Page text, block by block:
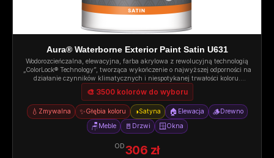
Aura® Waterborne Exterior Paint Satin U631
Wodorozcieńczalna, elewacyjna, farba akrylowa z rewolucyjną technologią
„ColorLock® Technology”, tworząca wykończenie o najwyższej odporności na
działanie czynników klimatycznych i niespotykanej trwałości koloru.
🎨 3500 kolorów do wyboru
💧 Zmywalna ✨Głębia koloru ◑Satyna 🏠 Elewacja 🪵Drewno
🪑 Meble 🚪 Drzwi 🪟 Okna
OD306 zł